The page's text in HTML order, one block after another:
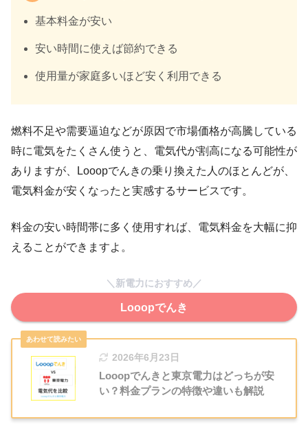
基本料金が安い
安い時間に使えば節約できる
使用量が家庭多いほど安く利用できる
燃料不足や需要逼迫などが原因で市場価格が高騰している
時に電気をたくさん使うと、電気代が割高になる可能性が
ありますが、Looopでんきの乗り換えた人のほとんどが、
電気料金が安くなったと実感するサービスです。
料金の安い時間帯に多く使用すれば、電気料金を大幅に抑
えることができますよ。
＼新電力におすすめ／
Looopでんき
2026年6月23日
Looopでんきと東京電力はどっちが安
い？料金プランの特徴や違いも解説